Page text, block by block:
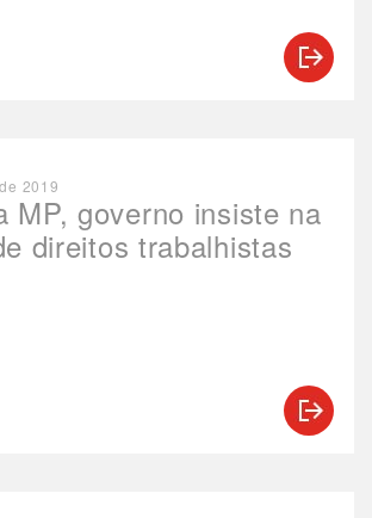
MP, governo insiste na
direitos trabalhistas
2019